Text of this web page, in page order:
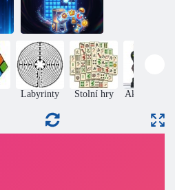
Klikněte na
bloky
Block Puzzle:
Prize Mania
Labyrinty Stolní hry Akční Boys